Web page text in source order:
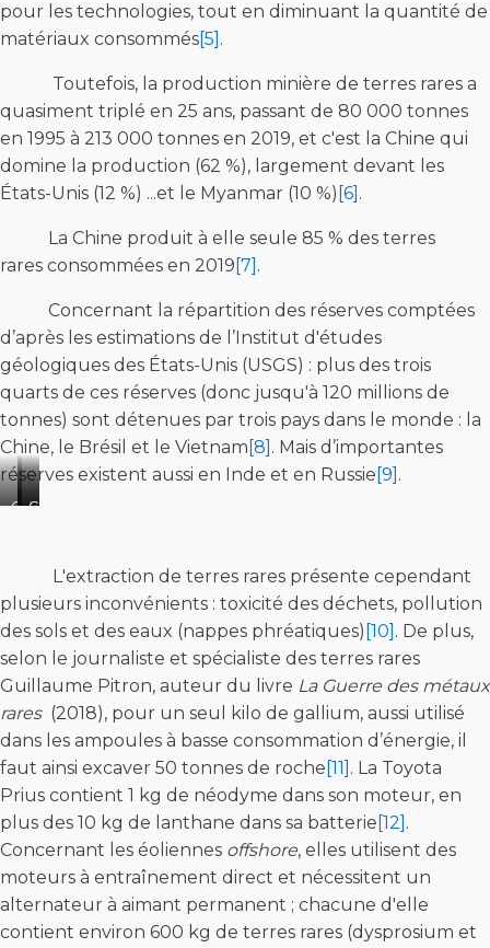
pour les technologies, tout en diminuant la quantité de
matériaux consommés[5] .
Toutefois, la production minière de terres rares a
quasiment triplé en 25 ans, passant de 80 000 tonnes
en 1995 à 213 000 tonnes en 2019, et c'est la Chine qui
domine la production (62 %), largement devant les
États-Unis (12 %) ...et le Myanmar (10 %) [6] .
La Chine produit à elle seule 85 % des terres
rares consommées en 2019 [7] .
Concernant la répartition des réserves comptées
d’après les estimations de l’Institut d'études
géologiques des États-Unis (USGS) : plus des trois
quarts de ces réserves (donc jusqu'à 120 millions de
tonnes) sont détenues par trois pays dans le monde : la
Chine, le Brésil et le Vietnam [8] . Mais d’importantes
réserves existent aussi en Inde et en Russie [9] .
Closeup
of
lanthanide
element
No
Holmium
Rare-
such
as
crystals
are
used
technology
industry
Gadolinium
earth
gadolinium
L'extraction de terres rares présente cependant
plusieurs inconvénients : toxicité des déchets, pollution
des sols et des eaux (nappes phréatiques) [10] . De plus,
selon le journaliste et spécialiste des terres rares
Guillaume Pitron, auteur du livre La Guerre des métaux
rares (2018), pour un seul kilo de gallium, aussi utilisé
dans les ampoules à basse consommation d’énergie, il
faut ainsi excaver 50 tonnes de roche [11] . La Toyota
Prius contient 1 kg de néodyme dans son moteur, en
plus des 10 kg de lanthane dans sa batterie [12] .
Concernant les éoliennes offshore, elles utilisent des
moteurs à entraînement direct et nécessitent un
alternateur à aimant permanent ; chacune d'elle
contient environ 600 kg de terres rares (dysprosium et